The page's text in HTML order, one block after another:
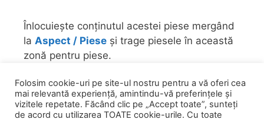
Înlocuiește conținutul acestei piese mergând
la Aspect / Piese și trage piesele în această
zonă pentru piese.
Pentru a-l îndepărta sau a alege numărul de
piese în subsol, mergi laAspect /
Personalizare / Aranjament / Piese subsol
Folosim cookie-uri pe site-ul nostru pentru a vă oferi cea
mai relevantă experiență, amintindu-vă preferințele și
vizitele repetate. Făcând clic pe „Accept toate”, sunteți
de acord cu utilizarea TOATE cookie-urile. Cu toate